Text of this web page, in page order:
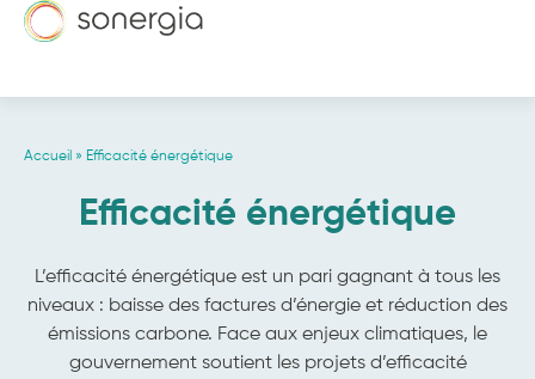
Accueil » Efficacité énergétique
Efficacité énergétique
L’efficacité énergétique est un pari gagnant à tous les
niveaux : baisse des factures d’énergie et réduction des
émissions carbone. Face aux enjeux climatiques, le
gouvernement soutient les projets d’efficacité